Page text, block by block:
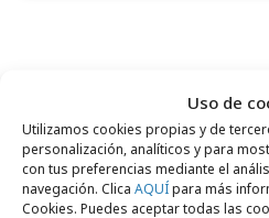
Uso de
Utilizamos cookies propias y de
personalización, analíticos y para
con tus preferencias mediante el
navegación. Clica AQUÍpara más
Cookies. Puedes aceptar todas las